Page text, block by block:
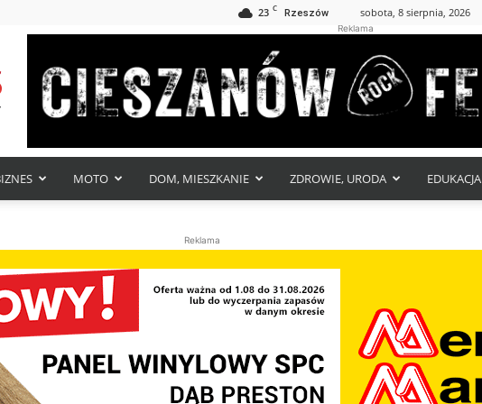
23 C Rzeszów sobota, 8 sierpnia, 2026
Reklama
MOTO DOM, MIESZKANIE ZDROWIE, URODA EDUKACJA
Reklama